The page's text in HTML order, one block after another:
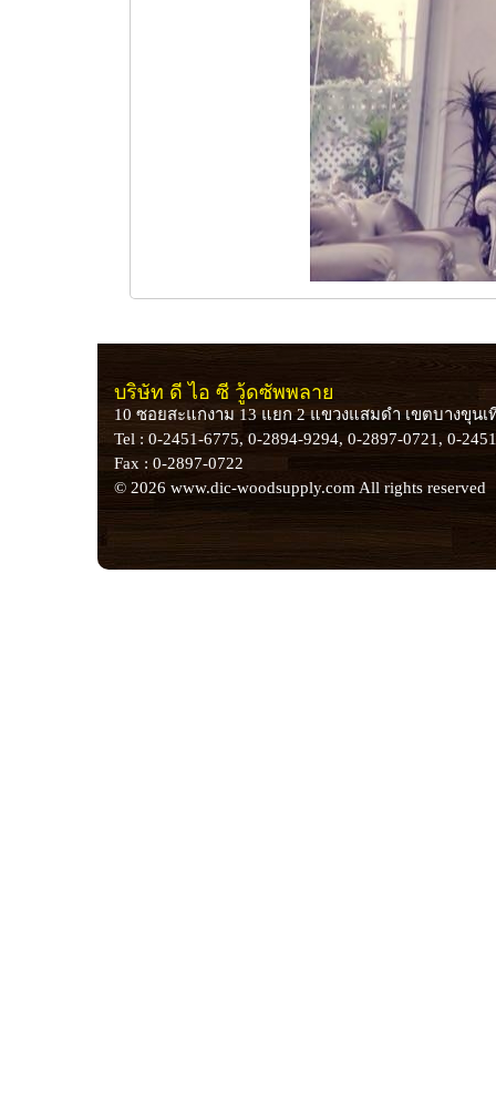
บริษัท ดี ไอ ซี วู้ดซัพพลาย
10 ซอยสะแกงาม 13 แยก 2 แขวงแสมดำ เขตบางขุนเ
Tel : 0-2451-6775, 0-2894-9294, 0-2897-0721, 0-
Fax : 0-2897-0722
© 2026 www.dic-woodsupply.com All rights reserved